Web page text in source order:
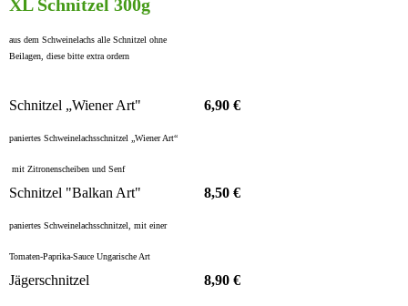
XL Schnitzel 300g
aus dem Schweinelachs alle Schnitzel ohne
Beilagen, diese bitte extra ordern
Schnitzel „Wiener Art"
paniertes Schweinelachsschnitzel „Wiener Art“
mit Zitronenscheiben und Senf
6,90 €
Schnitzel "Balkan Art"
paniertes Schweinelachsschnitzel, mit einer
Tomaten-Paprika-Sauce Ungarische Art
8,50 €
Jägerschnitzel 8,90 €